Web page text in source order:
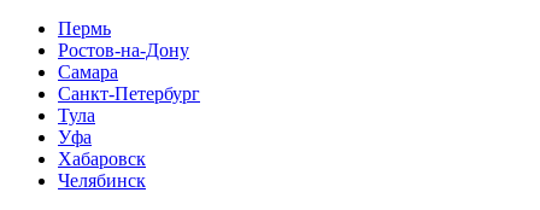
Пермь
Ростов-на-Дону
Самара
Санкт-Петербург
Тула
Уфа
Хабаровск
Челябинск